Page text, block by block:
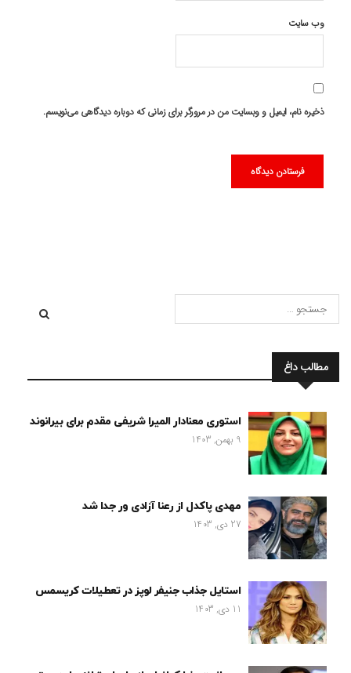
وب‌ سایت
ذخیره نام، ایمیل و وبسایت من در مرورگر برای زمانی که دوباره دیدگاهی می‌نویسم.
مطالب داغ
استوری معنادار المیرا شریفی مقدم برای بیرانوند
9 بهمن, 1403
مهدی پاکدل از رعنا آزادی ور جدا شد
27 دی, 1403
استایل جذاب جنیفر لوپز در تعطیلات کریسمس
11 دی, 1403